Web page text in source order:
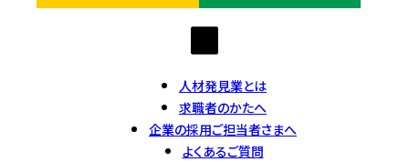
人材発見業とは
求職者のかたへ
企業の採用ご担当者さまへ
よくあるご質問